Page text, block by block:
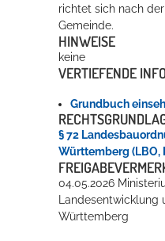
richtet sich nach
Gemeinde.
HINWEISE
keine
VERTIEFENDE
Grundbuch
§ 72
Württemberg (LBO,
04.05.2026
Landesentwicklung
Württemberg